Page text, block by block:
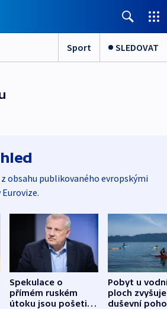
Sport SLEDOVAT
z obsahu publikovaného evropskými
Spekulace o
přímém ruském
útoku jsou pošetilé,
Pobyt u
ploch zvyšuje
duševní